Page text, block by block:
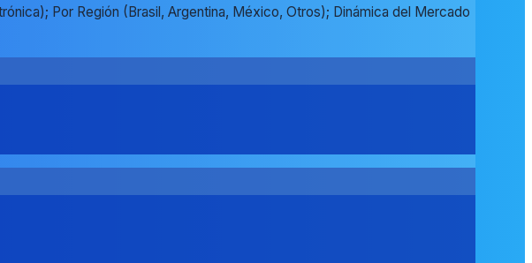
Por Región (Brasil, Argentina, México, Otros); Dinámica del Mercado